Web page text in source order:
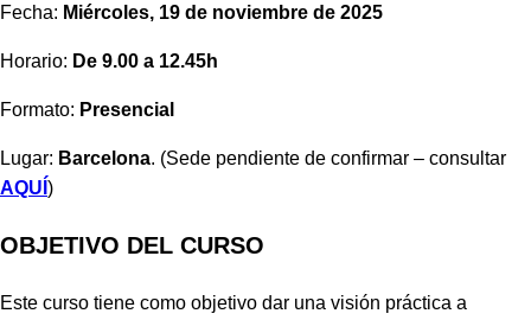
Fecha: Miércoles, 19 de noviembre de 2025
Horario: De 9.00 a 12.45h
Formato: Presencial
Lugar: Barcelona. (Sede pendiente de confirmar – consultar
AQUÍ )
OBJETIVO DEL CURSO
Este curso tiene como objetivo dar una visión práctica a